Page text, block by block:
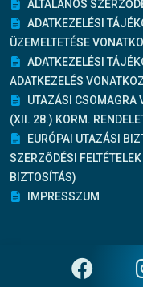
ÁLTALÁNOS
ADATKEZELÉSI
ÜZEMELTETÉSE
ADATKEZELÉSI
ADATKEZELÉS
UTAZÁSI CSOMAGRA
(XII. 28.) KORM.
EURÓPAI UTAZÁSI
SZERZŐDÉSI
BIZTOSÍTÁS)
IMPRESSZUM